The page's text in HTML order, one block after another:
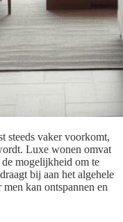
steeds vaker voorkomt,
Luxe wonen omvat
mogelijkheid om te
bij aan het algehele
kan ontspannen en